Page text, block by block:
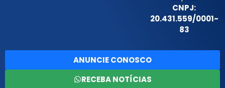
CNPJ:
20.431.559/0001-
83
ANUNCIE CONOSCO
RECEBA NOTÍCIAS